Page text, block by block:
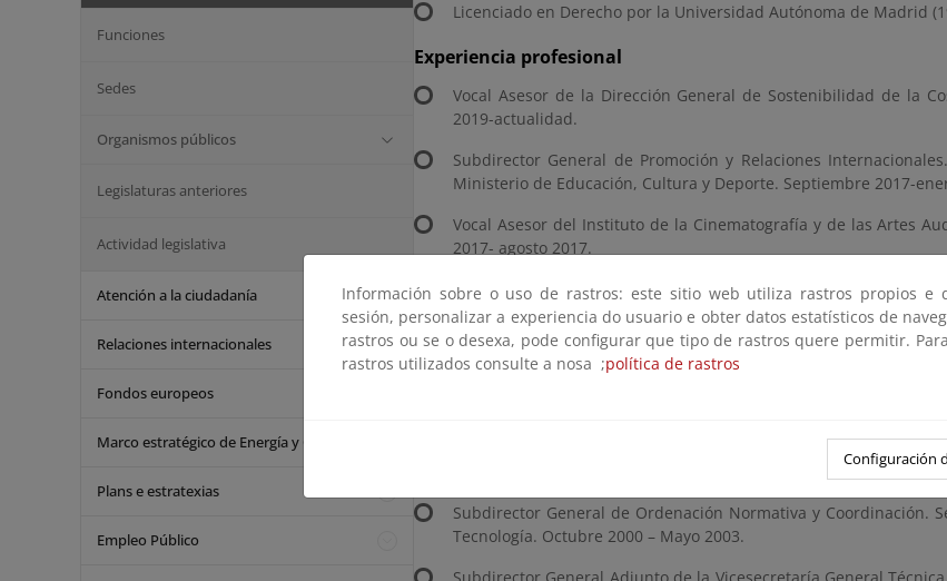
Funciones
Sedes
Organismos públicos
Legislaturas anteriores
Actividad legislativa
Atención a la ciudadanía
Relaciones internacionales
Fondos europeos
Marco estratégico de Energía y Clima
Plans e estratexias
Empleo Público
Licenciado en Derecho por la Universidad Autónoma de Madrid
Experiencia profesional
Vocal Asesor de la Dirección General de Sostenibilidad de la
2019-actualidad.
Subdirector General de Promoción y Relaciones
Ministerio de Educación, Cultura y Deporte. Septiembre 2017-
Vocal Asesor del Instituto de la Cinematografía y de las Artes
2017- agosto 2017.
Director de Gabinete de la Secretaria de Estado de I+D+i.
Subdirector General de Coordinación y Ordenación. Dirección
Sanidad, Servicios Sociales e Igualdad. Septiembre 2010-
Subdirector General de Normativa, Informes y Recursos.
Subdirector General de Ordenación Jurídica. .Secretaría
Subdirector General de Ordenación Normativa y Coordinación.
Tecnología. Octubre 2000 – Mayo 2003.
Información sobre o uso de rastros: este sitio web utiliza rastros propios e
sesión, personalizar a experiencia do usuario e obter datos estatísticos de
rastros ou se o desexa, pode configurar que tipo de rastros quere permitir.
rastros utilizados consulte a nosa ;política de rastros
Configuración